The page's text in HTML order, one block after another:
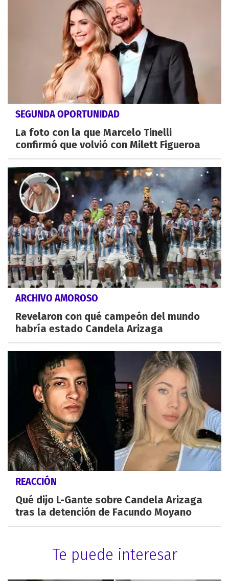
SEGUNDA OPORTUNIDAD
La foto con la que Marcelo Tinelli
confirmó que volvió con Milett Figueroa
ARCHIVO AMOROSO
Revelaron con qué campeón del mundo
habría estado Candela Arizaga
REACCIÓN
Qué dijo L-Gante sobre Candela Arizaga
tras la detención de Facundo Moyano
Te puede interesar